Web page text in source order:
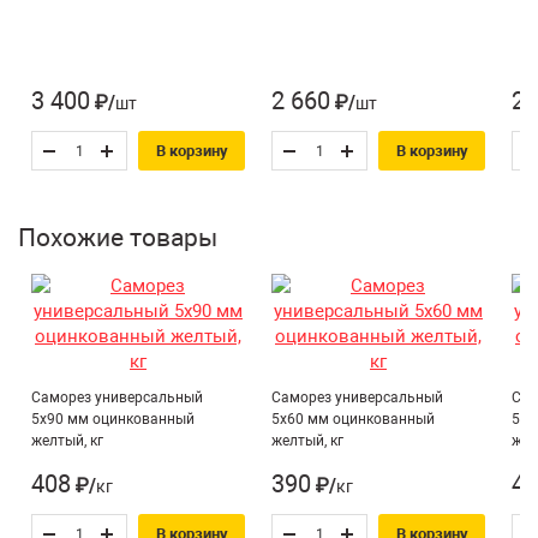
Назначение*: Для дерева,
Универсальный
3 400 ₽/шт
В корзину
2 660 ₽/шт
В корзину
2
Похожие товары
Саморез универсальный
5х90 мм оцинкованный
желтый, кг
408 ₽/кг
В корзину
Саморез универсальный
5х60 мм оцинкованный
желтый, кг
390 ₽/кг
В корзину